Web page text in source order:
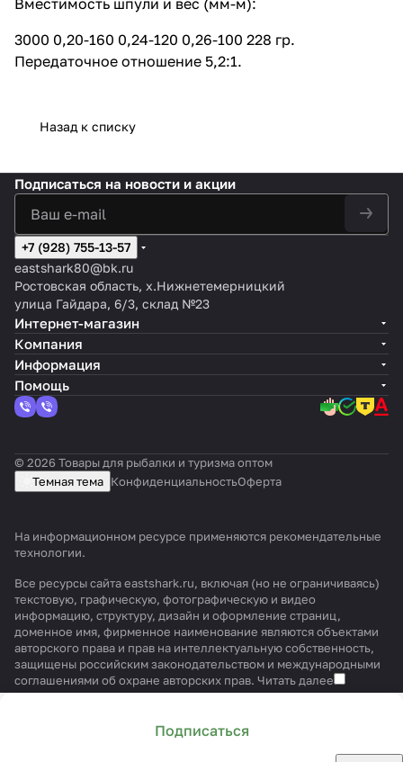
3000 0,20-160 0,24-120 0,26-100 228 гр.
Передаточное отношение 5,2:1.
Назад к списку
Подписаться
Подписаться на новости и акции
+7 (928) 755-13-57
eastshark80@bk.ru
Ростовская область, х.Нижнетемерницкий
улица Гайдара, 6/3, склад №23
Интернет-магазин
Компания
Информация
Помощь
© 2026 Товары для рыбалки и туризма оптом
Темная тема КонфиденциальностьОферта
На информационном ресурсе применяются рекомендательные
технологии.
Все ресурсы сайта eastshark.ru, включая (но не ограничиваясь)
текстовую, графическую, фотографическую и видео
информацию, структуру, дизайн и оформление страниц,
доменное имя, фирменное наименование являются объектами
авторского права и прав на интеллектуальную собственность,
защищены российским законодательством и международными
соглашениями об охране авторских прав. Читать далее